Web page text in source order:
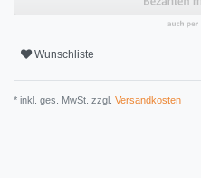
Wunschliste
* inkl. ges. MwSt. zzgl. Versandkosten